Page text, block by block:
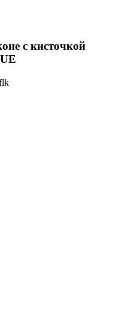
с кисточкой